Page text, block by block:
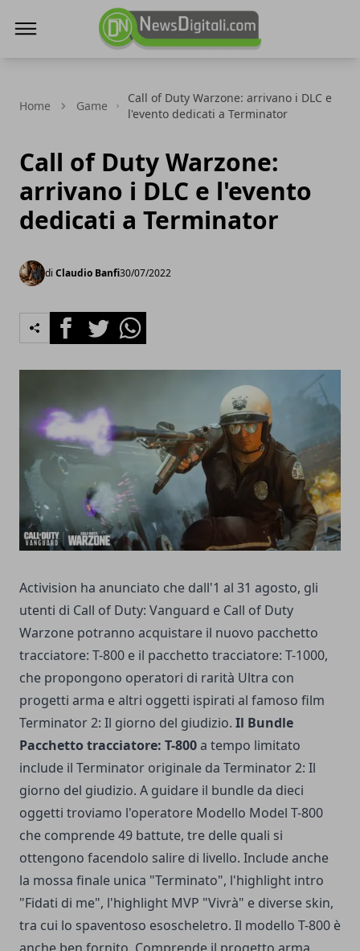
Home Game
Call of Duty Warzone: arrivano i DLC e
l'evento dedicati a Terminator
Call of Duty Warzone:
arrivano i DLC e l'evento
dedicati a Terminator
di Claudio Banfi30/07/2022
FacebookTwitterWhatsapp
Activision ha anunciato che dall'1 al 31 agosto, gli
utenti di Call of Duty: Vanguard e Call of Duty
Warzone potranno acquistare il nuovo pacchetto
tracciatore: T-800 e il pacchetto tracciatore: T-1000,
che propongono operatori di rarità Ultra con
progetti arma e altri oggetti ispirati al famoso film
Terminator 2: Il giorno del giudizio. Il Bundle
Pacchetto tracciatore: T-800a tempo limitato
include il Terminator originale da Terminator 2: Il
giorno del giudizio. A guidare il bundle da dieci
oggetti troviamo l'operatore Modello Model T-800
che comprende 49 battute, tre delle quali si
ottengono facendolo salire di livello. Include anche
la mossa finale unica "Terminato", l'highlight intro
"Fidati di me", l'highlight MVP "Vivrà" e diverse skin,
tra cui lo spaventoso esoscheletro. Il modello T-800 è